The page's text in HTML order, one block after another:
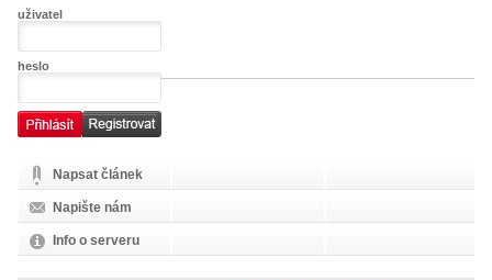
uživatel
heslo
Napsat článek
Napište nám
Info o serveru